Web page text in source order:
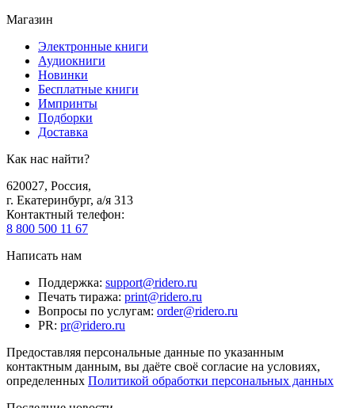
Магазин
Электронные книги
Аудиокниги
Новинки
Бесплатные книги
Импринты
Подборки
Доставка
Как нас найти?
620027, Россия,
г. Екатеринбург, а/я 313
Контактный телефон:
8 800 500 11 67
Написать нам
Поддержка: support@ridero.ru
Печать тиража: print@ridero.ru
Вопросы по услугам: order@ridero.ru
PR: pr@ridero.ru
Предоставляя персональные данные по указанным
контактным данным, вы даёте своё согласие на условиях,
определенных Политикой обработки персональных данных